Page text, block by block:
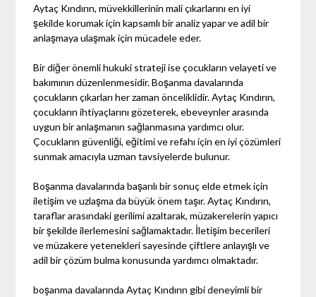
Aytaç Kındırın, müvekkillerinin mali çıkarlarını en iyi
şekilde korumak için kapsamlı bir analiz yapar ve adil bir
anlaşmaya ulaşmak için mücadele eder.
Bir diğer önemli hukuki strateji ise çocukların velayeti ve
bakımının düzenlenmesidir. Boşanma davalarında
çocukların çıkarları her zaman önceliklidir. Aytaç Kındırın,
çocukların ihtiyaçlarını gözeterek, ebeveynler arasında
uygun bir anlaşmanın sağlanmasına yardımcı olur.
Çocukların güvenliği, eğitimi ve refahı için en iyi çözümleri
sunmak amacıyla uzman tavsiyelerde bulunur.
Boşanma davalarında başarılı bir sonuç elde etmek için
iletişim ve uzlaşma da büyük önem taşır. Aytaç Kındırın,
taraflar arasındaki gerilimi azaltarak, müzakerelerin yapıcı
bir şekilde ilerlemesini sağlamaktadır. İletişim becerileri
ve müzakere yetenekleri sayesinde çiftlere anlayışlı ve
adil bir çözüm bulma konusunda yardımcı olmaktadır.
boşanma davalarında Aytaç Kındırın gibi deneyimli bir